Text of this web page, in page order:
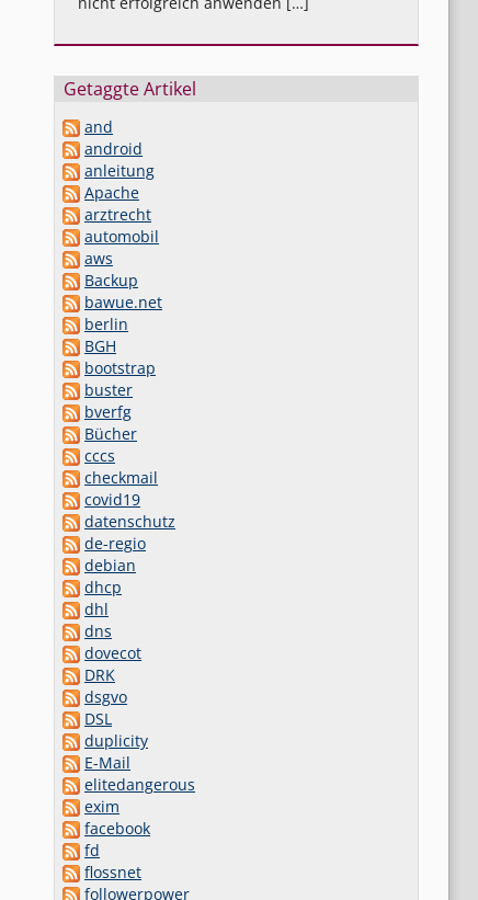
Getaggte Artikel
and
android
anleitung
Apache
arztrecht
automobil
aws
Backup
bawue.net
berlin
BGH
bootstrap
buster
bverfg
Bücher
cccs
checkmail
covid19
datenschutz
de-regio
debian
dhcp
dhl
dns
dovecot
DRK
dsgvo
DSL
duplicity
E-Mail
elitedangerous
exim
facebook
fd
flossnet
followerpower